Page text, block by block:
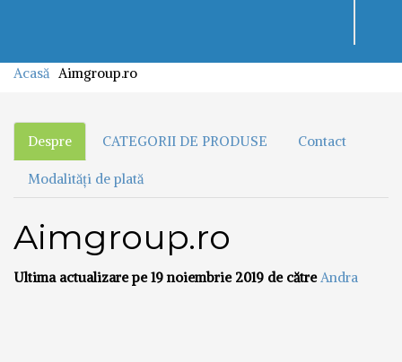
Acasă Aimgroup.ro
Despre CATEGORII DE PRODUSE Contact
Modalități de plată
Aimgroup.ro
Ultima actualizare pe 19 noiembrie 2019 de către Andra